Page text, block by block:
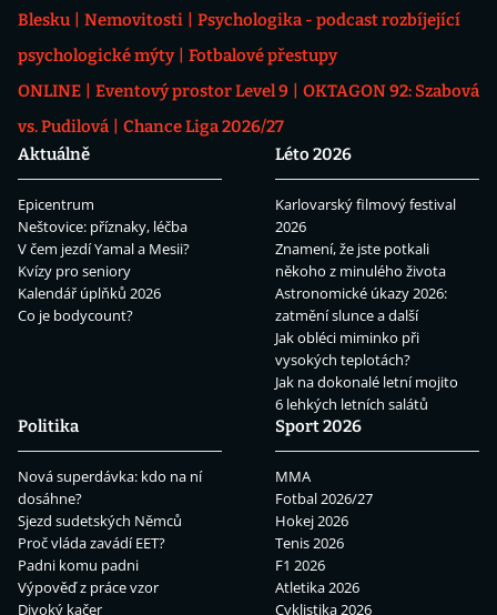
Blesku
Nemovitosti
Psychologika - podcast rozbíjející
psychologické mýty
Fotbalové přestupy
ONLINE
Eventový prostor Level 9
OKTAGON 92: Szabová
vs. Pudilová
Chance Liga 2026/27
Aktuálně
Epicentrum
Neštovice: příznaky, léčba
V čem jezdí Yamal a Mesii?
Kvízy pro seniory
Kalendář úplňků 2026
Co je bodycount?
Léto 2026
Karlovarský filmový festival
2026
Znamení, že jste potkali
někoho z minulého života
Astronomické úkazy 2026:
zatmění slunce a další
Jak obléci miminko při
vysokých teplotách?
Jak na dokonalé letní mojito
6 lehkých letních salátů
Politika
Nová superdávka: kdo na ní
dosáhne?
Sjezd sudetských Němců
Proč vláda zavádí EET?
Padni komu padni
Výpověď z práce vzor
Divoký kačer
Sport 2026
MMA
Fotbal 2026/27
Hokej 2026
Tenis 2026
F1 2026
Atletika 2026
Cyklistika 2026